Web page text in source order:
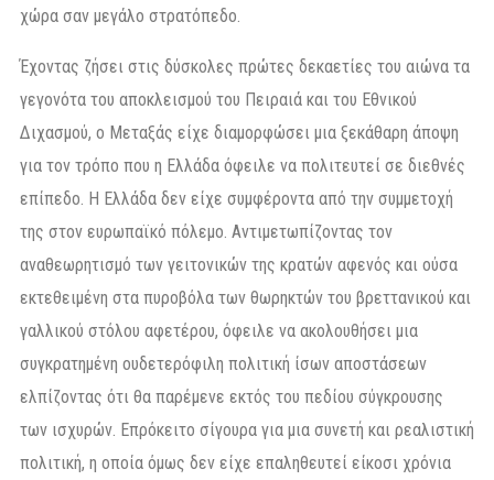
χώρα σαν μεγάλο στρατόπεδο.
Έχοντας ζήσει στις δύσκολες πρώτες δεκαετίες του αιώνα τα
γεγονότα του αποκλεισμού του Πειραιά και του Εθνικού
Διχασμού, ο Μεταξάς είχε διαμορφώσει μια ξεκάθαρη άποψη
για τον τρόπο που η Ελλάδα όφειλε να πολιτευτεί σε διεθνές
επίπεδο. Η Ελλάδα δεν είχε συμφέροντα από την συμμετοχή
της στον ευρωπαϊκό πόλεμο. Αντιμετωπίζοντας τον
αναθεωρητισμό των γειτονικών της κρατών αφενός και ούσα
εκτεθειμένη στα πυροβόλα των θωρηκτών του βρεττανικού και
γαλλικού στόλου αφετέρου, όφειλε να ακολουθήσει μια
συγκρατημένη ουδετερόφιλη πολιτική ίσων αποστάσεων
ελπίζοντας ότι θα παρέμενε εκτός του πεδίου σύγκρουσης
των ισχυρών. Επρόκειτο σίγουρα για μια συνετή και ρεαλιστική
πολιτική, η οποία όμως δεν είχε επαληθευτεί είκοσι χρόνια